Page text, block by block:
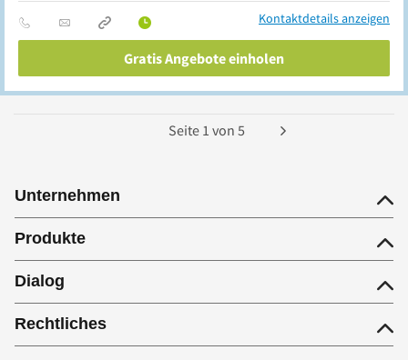
Kontaktdetails anzeigen
Gratis Angebote einholen
Seite 1 von 5
Unternehmen
Produkte
Dialog
Rechtliches